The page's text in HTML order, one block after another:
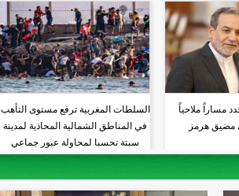
مساراً ملاحياً
مضيق هرمز
السلطات المغربية ترفع مستوى التأهب
في المناطق الشمالية المحاذية لمدينة
سبتة تحسبا لمحاولة عبور جماعي
جديدة